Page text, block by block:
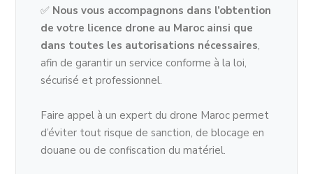
✅ Nous vous accompagnons dans l’obtention
de votre licence drone au Maroc ainsi que
dans toutes les autorisations nécessaires,
afin de garantir un service conforme à la loi,
sécurisé et professionnel.
Faire appel à un expert du drone Maroc permet
d’éviter tout risque de sanction, de blocage en
douane ou de confiscation du matériel.